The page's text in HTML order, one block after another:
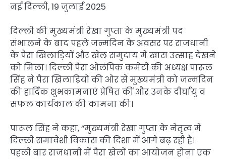
नई दिल्ली, 19 जुलाई 2025
दिल्ली की मुख्यमंत्री रेखा गुप्ता के मुख्यमंत्री पद
संभालने के बाद पहले जन्मदिन के अवसर पर राजधानी
के पैरा खिलाड़ियों और खेल समुदाय में खास उत्साह देखने
को मिला। दिल्ली पैरा ओलंपिक कमेटी की अध्यक्ष पारूल
सिंह ने पैरा खिलाड़ियों की ओर से मुख्यमंत्री को जन्मदिन
की हार्दिक शुभकामनाएं प्रेषित कीं और उनके दीर्घायु व
सफल कार्यकाल की कामना की।
पारूल सिंह ने कहा, “मुख्यमंत्री रेखा गुप्ता के नेतृत्व में
दिल्ली समावेशी विकास की दिशा में आगे बढ़ रही है।
पहली बार राजधानी में पैरा खेलों का आयोजन होना एक